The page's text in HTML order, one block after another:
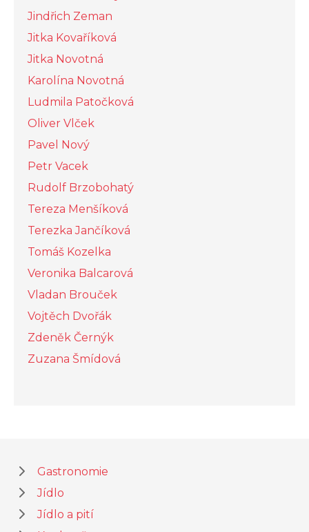
Jindřich Zeman
Jitka Kovaříková
Jitka Novotná
Karolína Novotná
Ludmila Patočková
Oliver Vlček
Pavel Nový
Petr Vacek
Rudolf Brzobohatý
Tereza Menšíková
Terezka Jančíková
Tomáš Kozelka
Veronika Balcarová
Vladan Brouček
Vojtěch Dvořák
Zdeněk Černýk
Zuzana Šmídová
Gastronomie
Jídlo
Jídlo a pití